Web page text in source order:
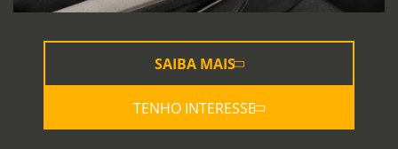
SAIBA MAIS
TENHO INTERESSE